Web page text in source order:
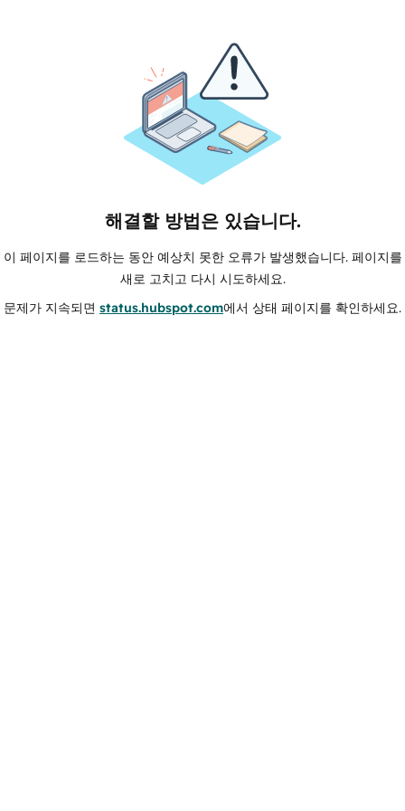
해결할 방법은 있습니다.
이 페이지를 로드하는 동안 예상치 못한 오류가 발생했습니다. 페이지를
새로 고치고 다시 시도하세요.
문제가 지속되면 status.hubspot.com에서 상태 페이지를 확인하세요.